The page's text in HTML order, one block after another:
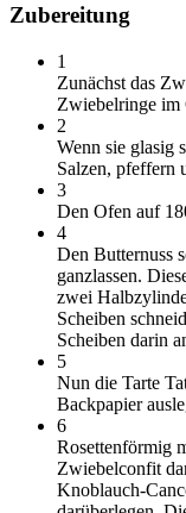
Zubereitung
1
Zunächst das
Zwiebelringe im
2
Wenn sie glasig
Salzen, pfeffern
3
Den Ofen auf
4
Den Butternuss
ganzlassen.
zwei
Scheiben
Scheiben darin
5
Nun die Tarte
Backpapier
6
Rosettenförmig
Zwiebelconfit
Knoblauch-